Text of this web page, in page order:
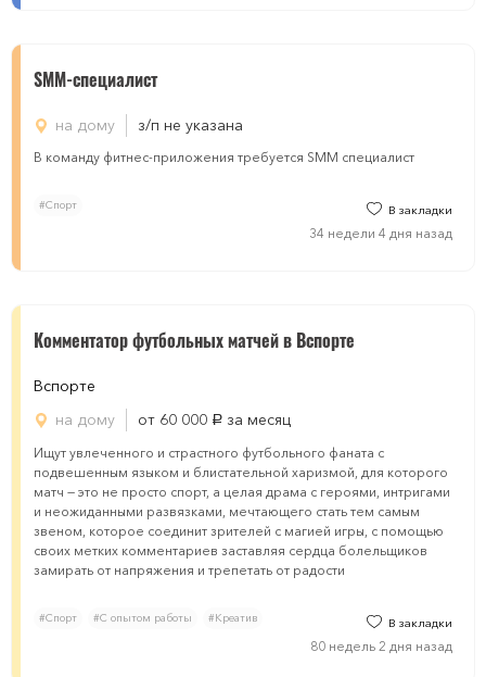
SMM-специалист
на дому з/п не указана
В команду фитнес-приложения требуется SMM специалист
#Спорт В закладки
34 недели 4 дня назад
Комментатор футбольных матчей в Вспорте
Вспорте
на дому
от 60 000 руб. за месяц
Ищут увлеченного и страстного футбольного фаната с
подвешенным языком и блистательной харизмой, для которого
матч — это не просто спорт, а целая драма с героями, интригами
и неожиданными развязками, мечтающего стать тем самым
звеном, которое соединит зрителей с магией игры, с помощью
своих метких комментариев заставляя сердца болельщиков
замирать от напряжения и трепетать от радости
#Спорт #С опытом работы #Креатив В закладки
80 недель 2 дня назад